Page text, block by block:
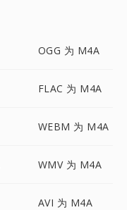
OGG 为 M4A
FLAC 为 M4A
WEBM 为 M4A
WMV 为 M4A
AVI 为 M4A